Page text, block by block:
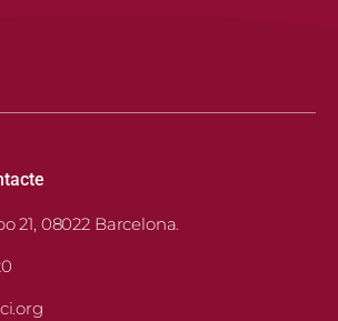
21, 08022 Barcelona.